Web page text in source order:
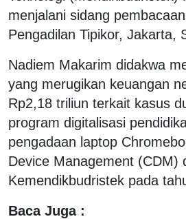
menjalani sidang
Pengadilan Tipikor, Jakarta,
Nadiem Makarim didakwa
yang merugikan keuangan
Rp2,18 triliun terkait kasus
program digitalisasi
pengadaan laptop
Device Management (CDM)
Kemendikbudristek pada
Baca Juga :